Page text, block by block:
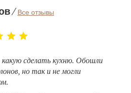
⁄Все отзывы
сделать кухню. Обошли
но так и не могли